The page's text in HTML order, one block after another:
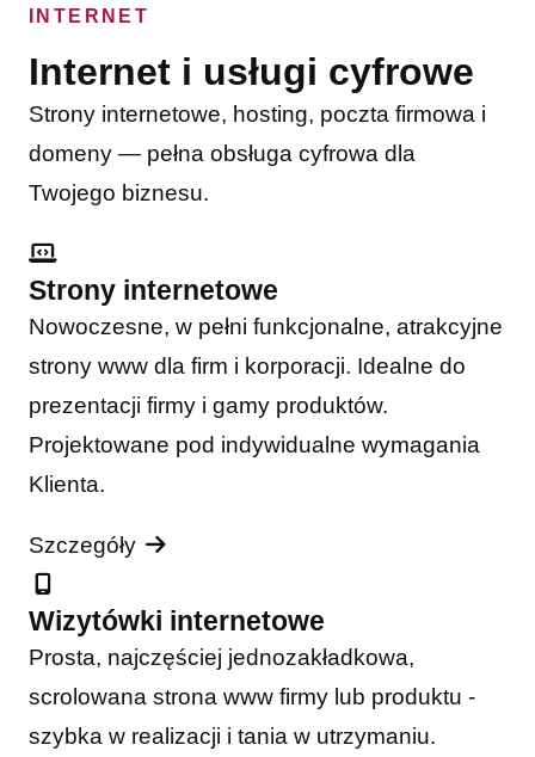
INTERNET
Internet i usługi cyfrowe
Strony internetowe, hosting, poczta firmowa i
domeny — pełna obsługa cyfrowa dla
Twojego biznesu.
Strony internetowe
Nowoczesne, w pełni funkcjonalne, atrakcyjne
strony www dla firm i korporacji. Idealne do
prezentacji firmy i gamy produktów.
Projektowane pod indywidualne wymagania
Klienta.
Szczegóły
Wizytówki internetowe
Prosta, najczęściej jednozakładkowa,
scrolowana strona www firmy lub produktu -
szybka w realizacji i tania w utrzymaniu.